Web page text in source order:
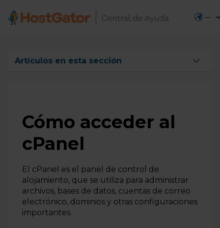
--
Artículos en esta sección
Cómo acceder al
cPanel
El cPanel es el panel de control de
alojamiento, que se utiliza para administrar
archivos, bases de datos, cuentas de correo
electrónico, dominios y otras configuraciones
importantes.